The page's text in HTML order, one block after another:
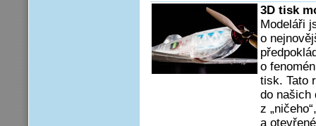
3D tisk
Modeláři
o
o
tisk. Tato
do našich
z
a